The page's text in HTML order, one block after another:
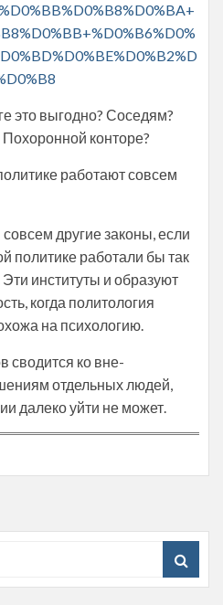
это выгодно? Соседям?
конторе?
работают совсем
другие законы, если
политике работали бы так
институты и образуют
когда политология
на психологию.
сводится ко вне-
отдельных людей,
далеко уйти не может.